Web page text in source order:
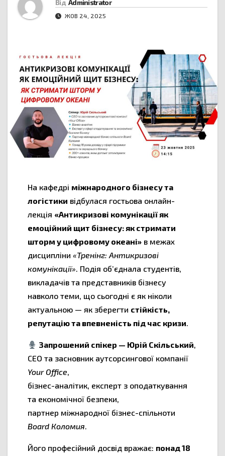
Від Administrator
ЖОВ 24, 2025
На кафедрі міжнародного бізнесу та
логістики відбулася гостьова онлайн-
лекція «Антикризові комунікації як
емоційний щит бізнесу: як стримати
шторм у цифровому океані» в межах
дисципліни «Тренінг: Антикризові
комунікації». Подія об’єднала студентів,
викладачів та представників бізнесу
навколо теми, що сьогодні є як ніколи
актуальною — як зберегти стійкість,
репутацію та впевненість під час кризи.
Запрошений спікер — Юрій Скільський,
CEO та засновник аутсорсингової компанії
Your Office,
бізнес-аналітик, експерт з оподаткування
та економічної безпеки,
партнер міжнародної бізнес-спільноти
Board Коломия.
Його професійний досвід вражає: понад 18